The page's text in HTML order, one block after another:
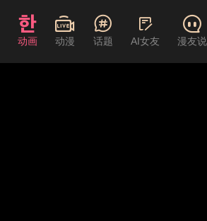
动画 动漫 话题 AI女友 漫友说